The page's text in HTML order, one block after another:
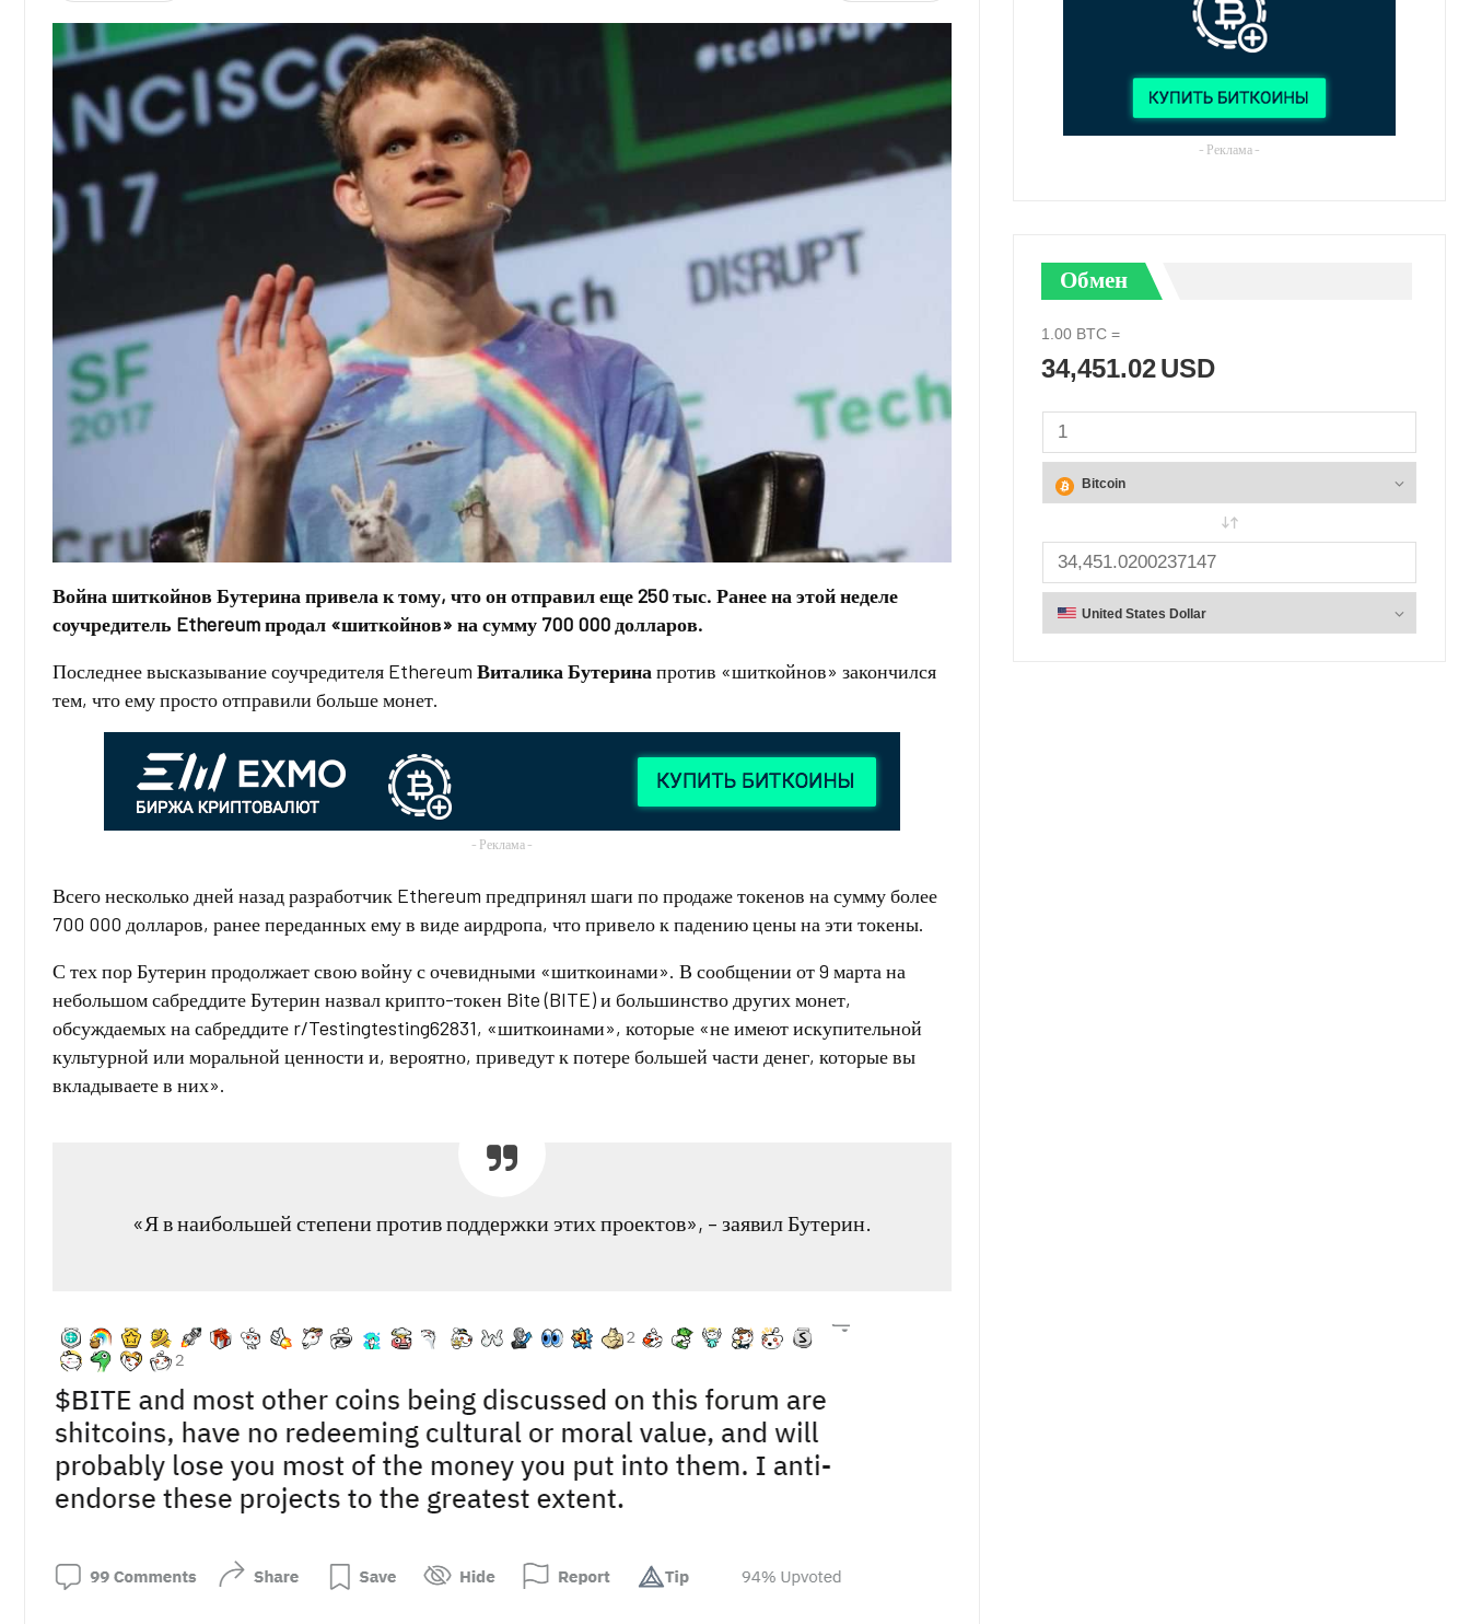
Война шиткойнов Бутерина привела к тому, что он отправил еще 250 тыс. Ранее на этой неделе
соучредитель Ethereum продал «шиткойнов» на сумму 700 000 долларов.
Последнее высказывание соучредителя Ethereum Виталика Бутерина против «шиткойнов» закончился
тем, что ему просто отправили больше монет.
- Реклама -
Всего несколько дней назад разработчик Ethereum предпринял шаги по продаже токенов на сумму более
700 000 долларов, ранее переданных ему в виде аирдропа, что привело к падению цены на эти токены.
С тех пор Бутерин продолжает свою войну с очевидными «шиткоинами». В сообщении от 9 марта на
небольшом сабреддите Бутерин назвал крипто-токен Bite (BITE) и большинство других монет,
обсуждаемых на сабреддите r/Testingtesting62831, «шиткоинами», которые «не имеют искупительной
культурной или моральной ценности и, вероятно, приведут к потере большей части денег, которые вы
вкладываете в них».
«Я в наибольшей степени против поддержки этих проектов», – заявил Бутерин.
- Реклама -
Обмен
1.00 BTC =
34,451.02USD